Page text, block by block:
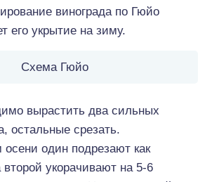
винограда по Гюйо
его укрытие на зиму.
Схема Гюйо
вырастить два сильных
остальные срезать.
один подрезают как
укорачивают на 5-6